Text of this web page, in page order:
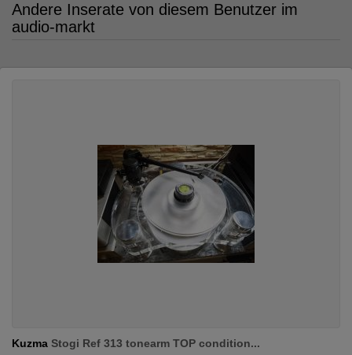
Andere Inserate von diesem Benutzer im
audio-markt
Kuzma Stogi Ref 313 tonearm TOP condition...